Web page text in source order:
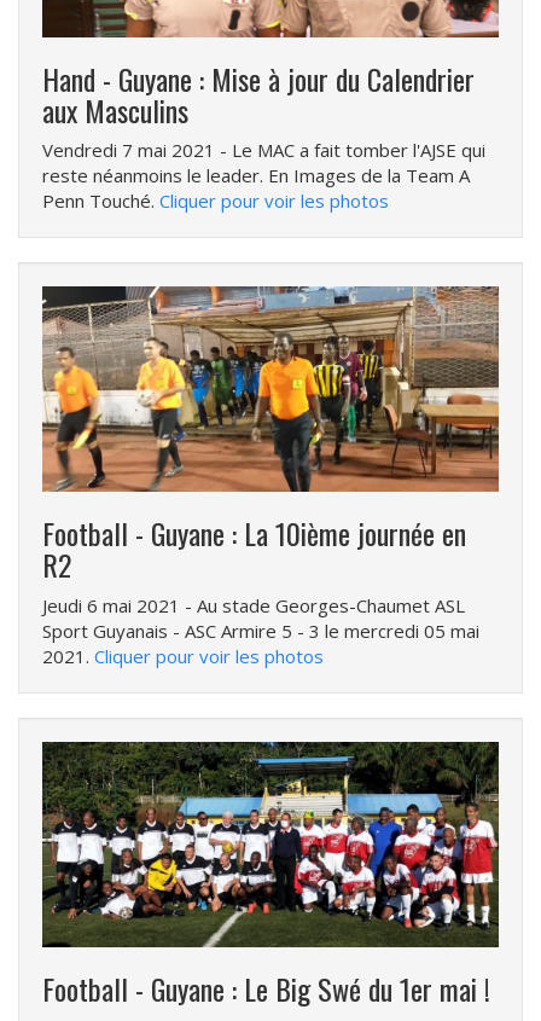
Hand - Guyane : Mise à jour du Calendrier
aux Masculins
Vendredi 7 mai 2021 - Le MAC a fait tomber l'AJSE qui
reste néanmoins le leader. En Images de la Team A
Penn Touché. Cliquer pour voir les photos
Football - Guyane : La 10ième journée en
R2
Jeudi 6 mai 2021 - Au stade Georges-Chaumet ASL
Sport Guyanais - ASC Armire 5 - 3 le mercredi 05 mai
2021. Cliquer pour voir les photos
Football - Guyane : Le Big Swé du 1er mai !